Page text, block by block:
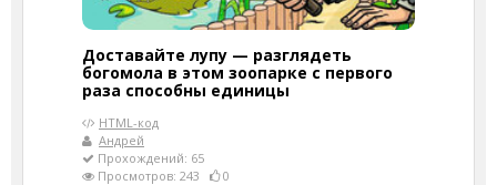
Доставайте лупу — разглядеть
богомола в этом зоопарке с первого
раза способны единицы
HTML-код
Андрей
Прохождений: 65
Просмотров: 243
0